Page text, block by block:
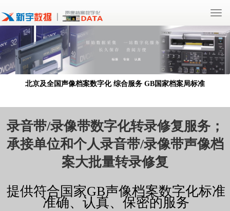
北京及全国声像档案数字化 综合服务 GB国家档案局标准
录音带/录像带数字化转录修复服务；
承接单位和个人录音带/录像带声像档
案大批量转录修复
提供符合国家GB声像档案数字化标准
准确、认真、保密的服务